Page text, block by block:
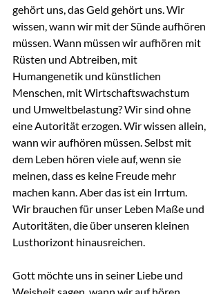
gehört uns, das Geld gehört uns. Wir
wissen, wann wir mit der Sünde aufhören
müssen. Wann müssen wir aufhören mit
Rüsten und Abtreiben, mit
Humangenetik und künstlichen
Menschen, mit Wirtschaftswachstum
und Umweltbelastung? Wir sind ohne
eine Autorität erzogen. Wir wissen allein,
wann wir aufhören müssen. Selbst mit
dem Leben hören viele auf, wenn sie
meinen, dass es keine Freude mehr
machen kann. Aber das ist ein Irrtum.
Wir brauchen für unser Leben Maße und
Autoritäten, die über unseren kleinen
Lusthorizont hinausreichen.
Gott möchte uns in seiner Liebe und